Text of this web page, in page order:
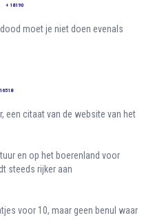
+ 18190
moet je niet doen evenals
een citaat van de website van het
en op het boerenland voor
steeds rijker aan
voor 10, maar geen benul waar